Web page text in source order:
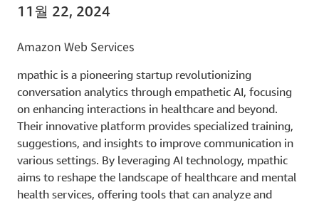
11월 22, 2024
Amazon Web Services
mpathic is a pioneering startup revolutionizing
conversation analytics through empathetic AI, focusing
on enhancing interactions in healthcare and beyond.
Their innovative platform provides specialized training,
suggestions, and insights to improve communication in
various settings. By leveraging AI technology, mpathic
aims to reshape the landscape of healthcare and mental
health services, offering tools that can analyze and